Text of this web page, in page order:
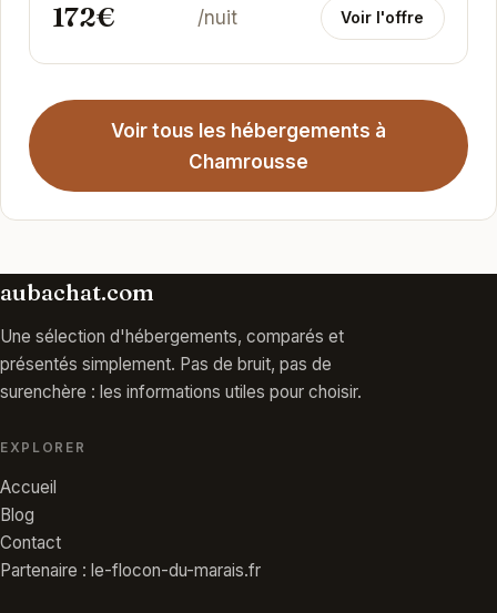
172€ /nuit Voir l'offre
Voir tous les hébergements à
Chamrousse
aubachat.com
Une sélection d'hébergements, comparés et
présentés simplement. Pas de bruit, pas de
surenchère : les informations utiles pour choisir.
EXPLORER
Accueil
Blog
Contact
Partenaire : le-flocon-du-marais.fr